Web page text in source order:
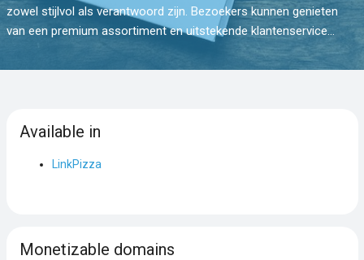
zowel stijlvol als verantwoord zijn. Bezoekers kunnen genieten
van een premium assortiment en uitstekende klantenservice...
Available in
LinkPizza
Monetizable domains